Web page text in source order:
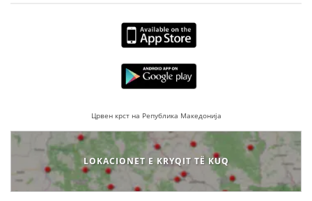
Црвен крст на Република Македонија
LOKACIONET E KRYQIT TË KUQ